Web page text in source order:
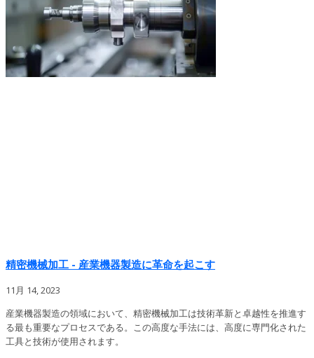
精密機械加工 - 産業機器製造に革命を起こす
11月 14, 2023
産業機器製造の領域において、精密機械加工は技術革新と卓越性を推進す
る最も重要なプロセスである。この高度な手法には、高度に専門化された
工具と技術が使用されます。